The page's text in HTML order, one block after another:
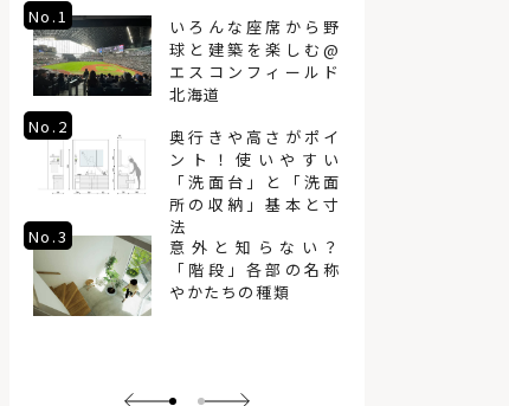
No.1
いろんな座席から野
球と建築を楽しむ@
エスコンフィールド
北海道
No.2
奥行きや高さがポイ
ント！使いやすい
「洗面台」と「洗面
所の収納」基本と寸
法
No.3
意外と知らない？
「階段」各部の名称
やかたちの種類